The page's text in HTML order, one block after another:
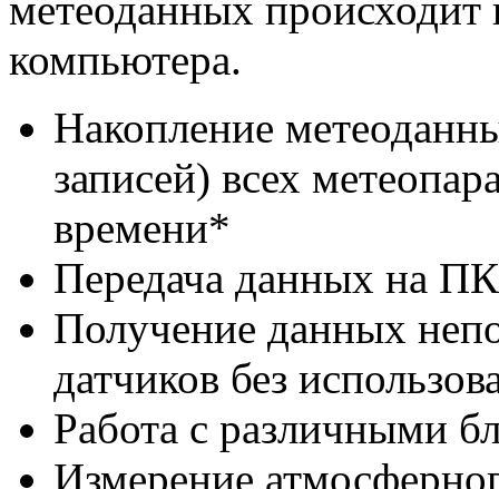
компьютера.
Накопление
записей) всех
времени*
Передача данных на
Получение данных
датчиков без
Работа с различными
Измерение